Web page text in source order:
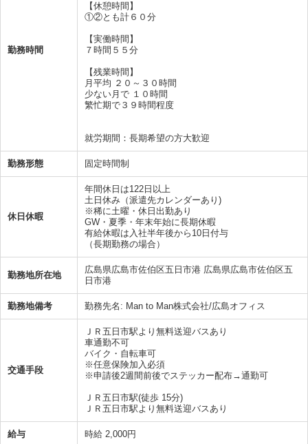
勤務時間
【休憩時間】
①②とも計６０分
【実働時間】
７時間５５分
【残業時間】
月平均 ２０～３０時間
少ない月で １０時間
繁忙期で３９時間程度
就労期間：長期希望の方大歓迎
勤務形態 固定時間制
休日休暇
年間休日は122日以上
土日休み（派遣先カレンダーあり)
※稀に土曜・休日出勤あり
GW・夏季・年末年始に長期休暇
有給休暇は入社半年後から10日付与
（長期勤務の場合）
勤務地所在地
広島県広島市佐伯区五日市港 広島県広島市佐伯区五
日市港
勤務地備考 勤務先名: Man to Man株式会社/広島オフィス
交通手段
ＪＲ五日市駅より無料送迎バスあり
車通勤不可
バイク・自転車可
※任意保険加入必須
※申請後2週間前後でステッカー配布→通勤可
ＪＲ五日市駅(徒歩 15分)
ＪＲ五日市駅より無料送迎バスあり
給与 時給 2,000円